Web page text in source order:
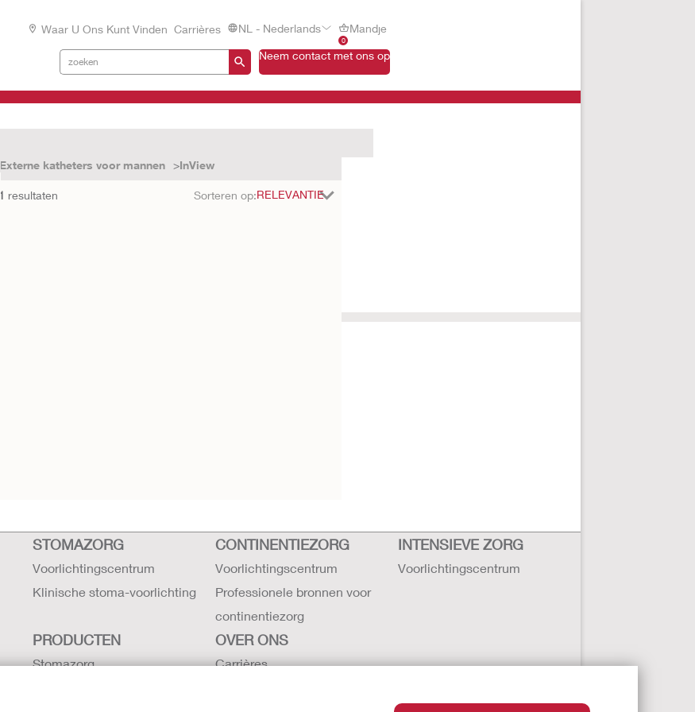
Waar U Ons Kunt Vinden Carrières NL - Nederlands
0
Mandje
Neem contact met ons op
Externe katheters voor mannen InView
1 resultaten Sorteren op:
STOMAZORG
Voorlichtingscentrum
Klinische stoma-voorlichting
CONTINENTIEZORG
Voorlichtingscentrum
Professionele bronnen voor
continentiezorg
INTENSIEVE ZORG
Voorlichtingscentrum
PRODUCTEN
Stomazorg
OVER ONS
Carrières